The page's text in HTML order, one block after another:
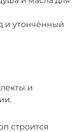
и утончённый
и
строится